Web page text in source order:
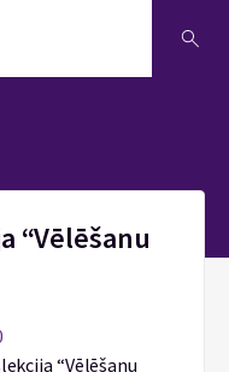
“Vēlēšanu
“Vēlēšanu